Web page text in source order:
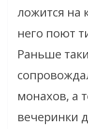
ложится на
него поют
Раньше
монахов, а
вечеринки